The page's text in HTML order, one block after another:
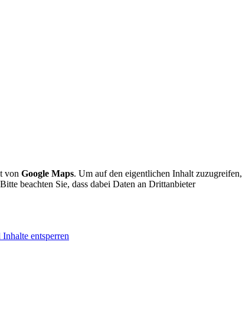
von Google Maps. Um auf den eigentlichen Inhalt zuzugreifen,
beachten Sie, dass dabei Daten an Drittanbieter
entsperren